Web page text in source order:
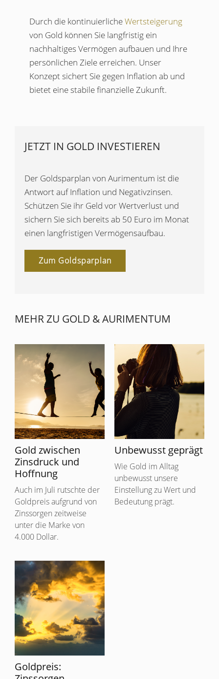
Durch die kontinuierlicheWertsteigerung
von Gold können Sie langfristig ein
nachhaltiges Vermögen aufbauen und Ihre
persönlichen Ziele erreichen. Unser
Konzept sichert Sie gegen Inflation ab und
bietet eine stabile finanzielle Zukunft.
JETZT IN GOLD INVESTIEREN
Der Goldsparplan von Aurimentum ist die
Antwort auf Inflation und Negativzinsen.
Schützen Sie ihr Geld vor Wertverlust und
sichern Sie sich bereits ab 50 Euro im Monat
einen langfristigen Vermögensaufbau.
Zum Goldsparplan
MEHR ZU GOLD & AURIMENTUM
Gold zwischen
Zinsdruck und
Hoffnung
Auch im Juli rutschte der
Goldpreis aufgrund von
Zinssorgen zeitweise
unter die Marke von
4.000 Dollar.
Unbewusst geprägt
Wie Gold im Alltag
unbewusst unsere
Einstellung zu Wert und
Bedeutung prägt.
Goldpreis: